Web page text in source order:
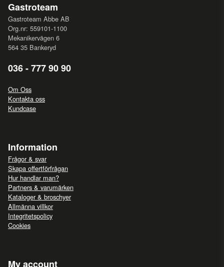
Gastroteam
Gastroteam Abbe AB
Org.nr: 559101-1100
Mekanikervägen 6
564 35 Bankeryd
036 - 777 90 90
Om Oss
Kontakta oss
Kundcase
Information
Frågor & svar
Skapa offertförfrågan
Hur handlar man?
Partners & varumärken
Kataloger & broschyer
Allmänna villkor
Integritetspolicy
Cookies
My account